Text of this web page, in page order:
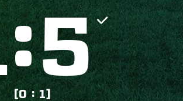
:
[0 : 1]